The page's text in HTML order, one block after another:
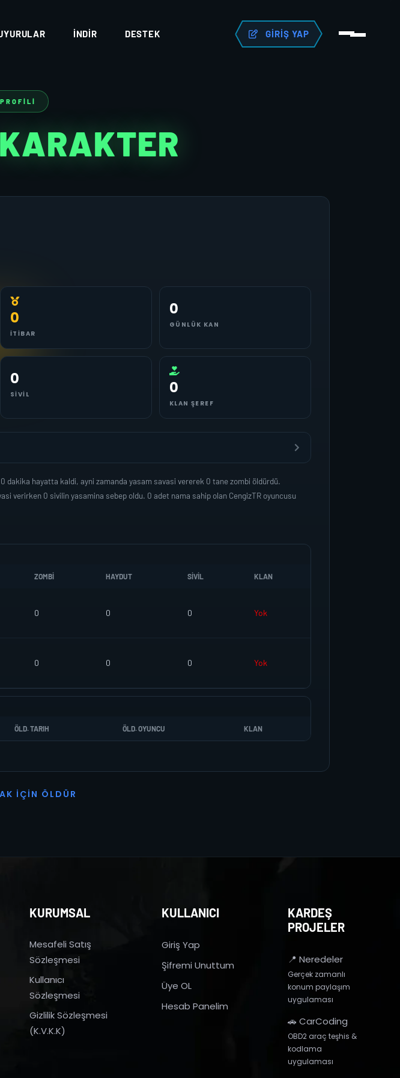
İNDIR DESTEK GIRIŞ YAP
KARAKTER
0
İTIBAR
0
GÜNLÜK KAN
0
SIVIL 0
KLAN ŞEREF
dakika hayatta kaldi, ayni zamanda yasam savasi vererek 0 tane zombi öldürdü.
verirken 0 sivilin yasamina sebep oldu. 0 adet nama sahip olan CengizTR oyuncusu
ZOMBI HAYDUT SIVIL KLAN
0 0 0 Yok
0 0 0 Yok
ÖLD. TARIH ÖLD. OYUNCU KLAN
AK İ ÇI N Ö L D Ü R
KURUMSAL
Mesafeli Satış
Sözleşmesi
Kullanıcı
Sözleşmesi
Gizlilik Sözleşmesi
(K.V.K.K)
KULLANICI
Giriş Yap
Şifremi Unuttum
Üye OL
Hesab Panelim
KARDEŞ
PROJELER
📍 Neredeler
Gerçek zamanlı
konum paylaşım
uygulaması
🚗 CarCoding
OBD2 araç teşhis &
kodlama
uygulaması